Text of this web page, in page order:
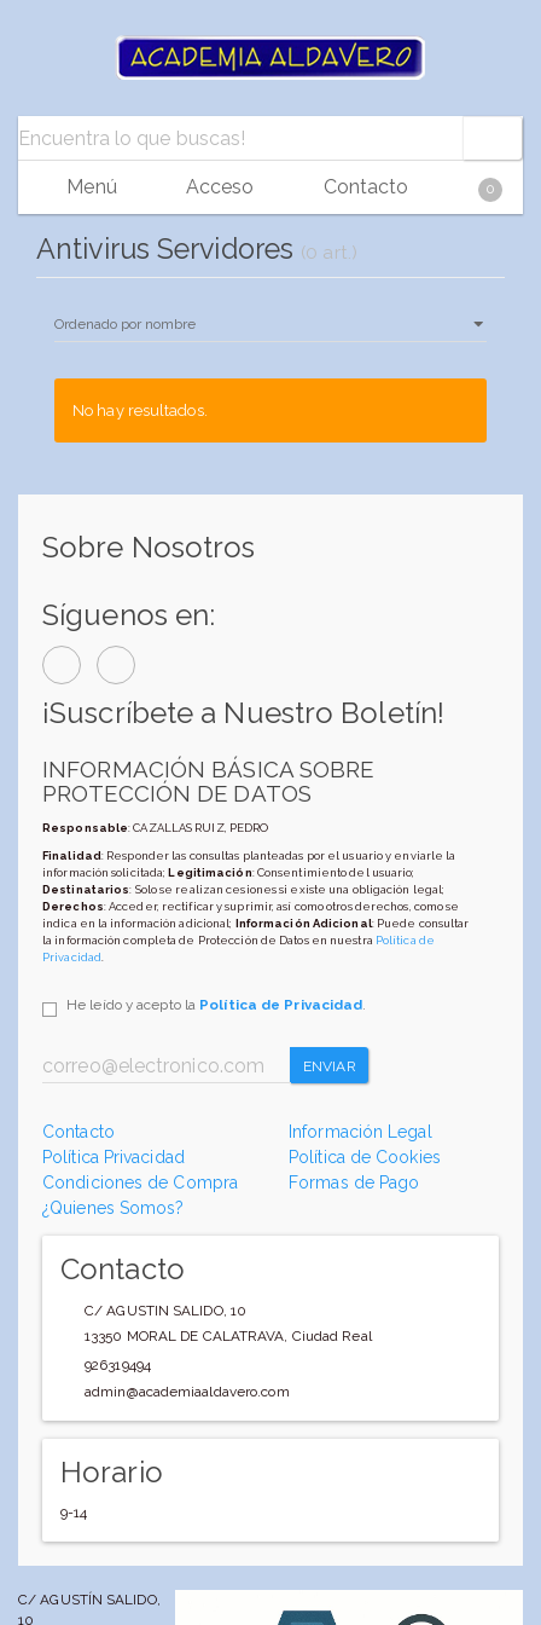
Menú Acceso Contacto 0
Antivirus Servidores (0 art.)
No hay resultados.
Sobre Nosotros
Síguenos en:
¡Suscríbete a Nuestro Boletín!
INFORMACIÓN BÁSICA SOBRE
PROTECCIÓN DE DATOS
Responsable: CAZALLAS RUIZ, PEDRO
Finalidad: Responder las consultas planteadas por el usuario y enviarle la
información solicitada;Legitimación: Consentimiento del usuario;
Destinatarios: Solo se realizan cesiones si existe una obligación legal;
Derechos: Acceder, rectificar y suprimir, así como otros derechos, como se
indica en la información adicional; Información Adicional: Puede consultar
la información completa de Protección de Datos en nuestra Política de
Privacidad
He leído y acepto la Política de Privacidad.
ENVIAR
Contacto
Información Legal
Política Privacidad
Política de Cookies
Condiciones de Compra
Formas de Pago
¿Quienes Somos?
Contacto
C/ AGUSTIN SALIDO, 10
13350 MORAL DE CALATRAVA, Ciudad Real
926319494
admin@academiaaldavero.com
Horario
9-14
C/ AGUSTÍN SALIDO,
10